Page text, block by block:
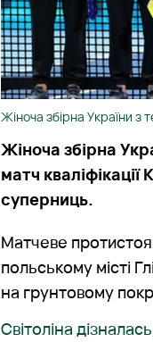
Жіноча збірна України з
Жіноча збірна
матч
суперниць.
Матчеве
польському місті
на грунтовому
Світоліна